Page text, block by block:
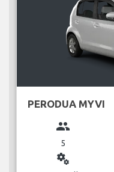
PERODUA MYVI
group
5
miscellaneous_services